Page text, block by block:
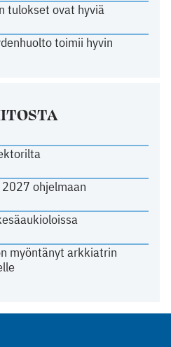
tulokset ovat hyviä
toimii hyvin
ohjelmaan
myöntänyt arkkiatrin